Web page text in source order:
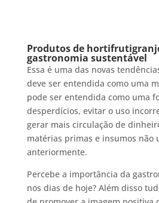
Produtos de
gastronomia sustentável
Essa é uma das novas
deve ser entendida como uma
pode ser entendida como uma
desperdícios, evitar o uso
gerar mais circulação de
matérias primas e insumos não
anteriormente.
Percebe a importância da
nos dias de hoje? Além disso